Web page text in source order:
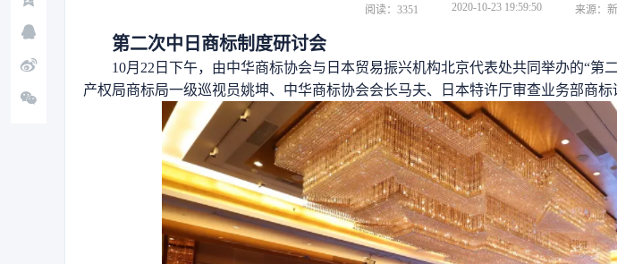
阅读：3351 2020-10-23 19:59:50 来源：
第二次中日商标制度研讨会
10月22日下午，由中华商标协会与日本贸易振兴机构北京代表处共同举办的“第
产权局商标局一级巡视员姚坤、中华商标协会会长马夫、日本特许厅审查业务部商标